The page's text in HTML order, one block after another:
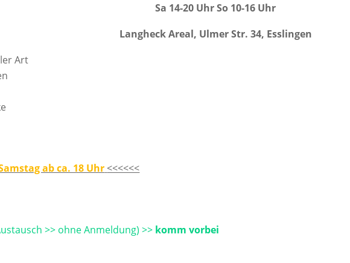
Sa 14-20 Uhr So 10-16 Uhr
Langheck Areal, Ulmer Str. 34, Esslingen
Art
ab ca. 18 Uhr <<<<<<
>> ohne Anmeldung) >> komm vorbei